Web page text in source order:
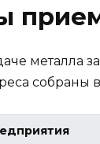
металла
собраны